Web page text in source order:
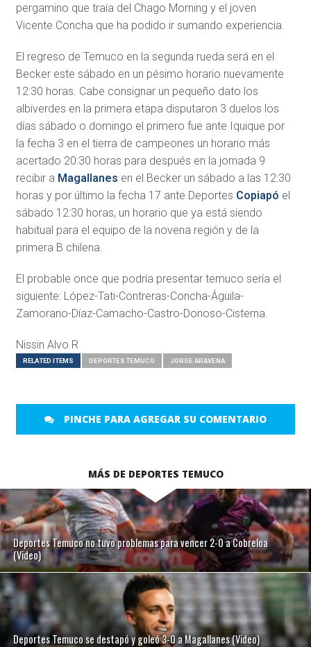
pergamino que traía del Chago Morning y el joven
Vicente Concha que ha podido ir sumando experiencia.
El regreso de Temuco en la segunda rueda será en el
Becker este sábado en un pésimo horario nuevamente
12:30 horas. Cabe consignar un pequeño dato los
albiverdes en la primera etapa disputaron 3 duelos los
días sábado o domingo el primero fue ante Iquique por
la fecha 3 en el tierra de campeones un horario más
acertado 20:30 horas para después en la jornada 9
recibir a Magallanes en el Becker un sábado a las 12:30
horas y por último la fecha 17 ante Deportes Copiapó el
sábado 12:30 horas, un horario que ya está siendo
habitual para el equipo de la novena región y de la
primera B chilena.
El probable once que podría presentar temuco sería el
siguiente: López-Tati-Contreras-Concha-Águila-
Zamorano-Díaz-Camacho-Castro-Donoso-Cisterna.
Nissin Alvo R
RELATED ITEMS DEPORTES TEMUCO JORGE ARAVENA
PINCHE PARA AGREGAR SU COMENTARIO
MÁS DE DEPORTES TEMUCO
Deportes Temuco no tuvo problemas para vencer 2-0 a Cobreloa
(Video)
Deportes Temuco se destapó y goleó 3-0 a Magallanes (Video)